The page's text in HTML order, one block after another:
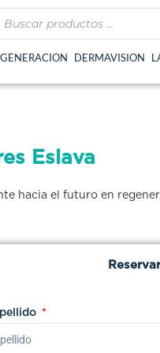
DERMAVISION
Eslava
hacia el futuro en